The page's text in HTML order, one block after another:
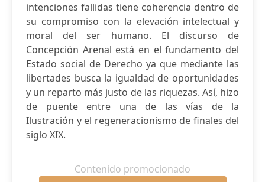
intenciones fallidas tiene coherencia dentro de
su compromiso con la elevación intelectual y
moral del ser humano. El discurso de
Concepción Arenal está en el fundamento del
Estado social de Derecho ya que mediante las
libertades busca la igualdad de oportunidades
y un reparto más justo de las riquezas. Así, hizo
de puente entre una de las vías de la
Ilustración y el regeneracionismo de finales del
siglo XIX.
Contenido promocionado